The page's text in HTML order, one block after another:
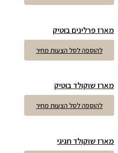
מארז פרלינים בוטיק
להוספה לסל הצעות מחיר
מארז שוקולד בוטיק
להוספה לסל הצעות מחיר
מארז שוקולד חגיגי